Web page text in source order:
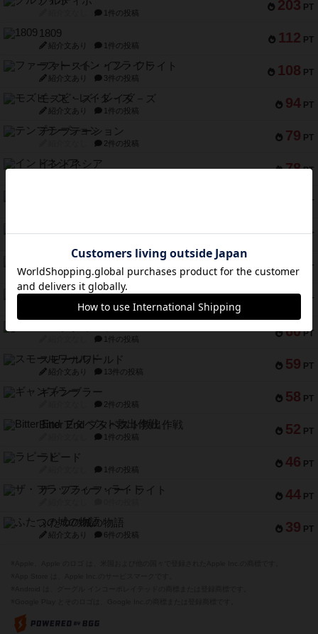
203 PT
1件の投稿
112 PT
1809
紹介文あり 1件の投稿
108 PT
ファースト・イン・フライト
紹介文あり 3件の投稿
94 PT
モズビ－ズ・レイダ－ズ
紹介文あり 1件の投稿
79 PT
テンプテーション
2件の投稿
78 PT
インドネシア
PT
73 PT
73 PT
紹介文なし 1件の投稿
66 PT
ブラヴェスト
紹介文なし 1件の投稿
60 PT
1件の投稿
59 PT
スモールワールド
紹介文あり 13件の投稿
58 PT
ギャンブラー
2件の投稿
52 PT
Bitter End ブタペスト救出作戦
1件の投稿
46 PT
ラピード
1件の投稿
44 PT
ザ・フラッフィー・ライト
39 PT
ふたつの城の物語
紹介文あり 6件の投稿